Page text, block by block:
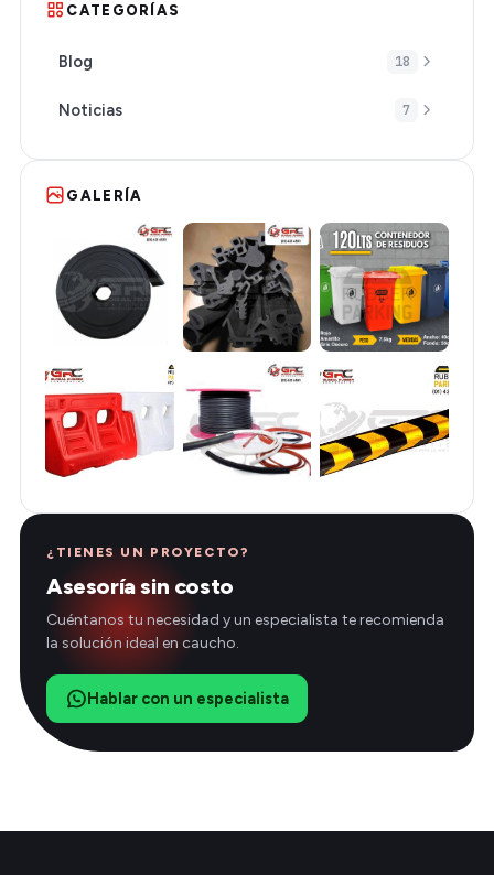
CATEGORÍAS
Blog 18
Noticias 7
GALERÍA
¿TIENES UN PROYECTO?
Asesoría sin costo
Cuéntanos tu necesidad y un especialista te recomienda
la solución ideal en caucho.
Hablar con un especialista